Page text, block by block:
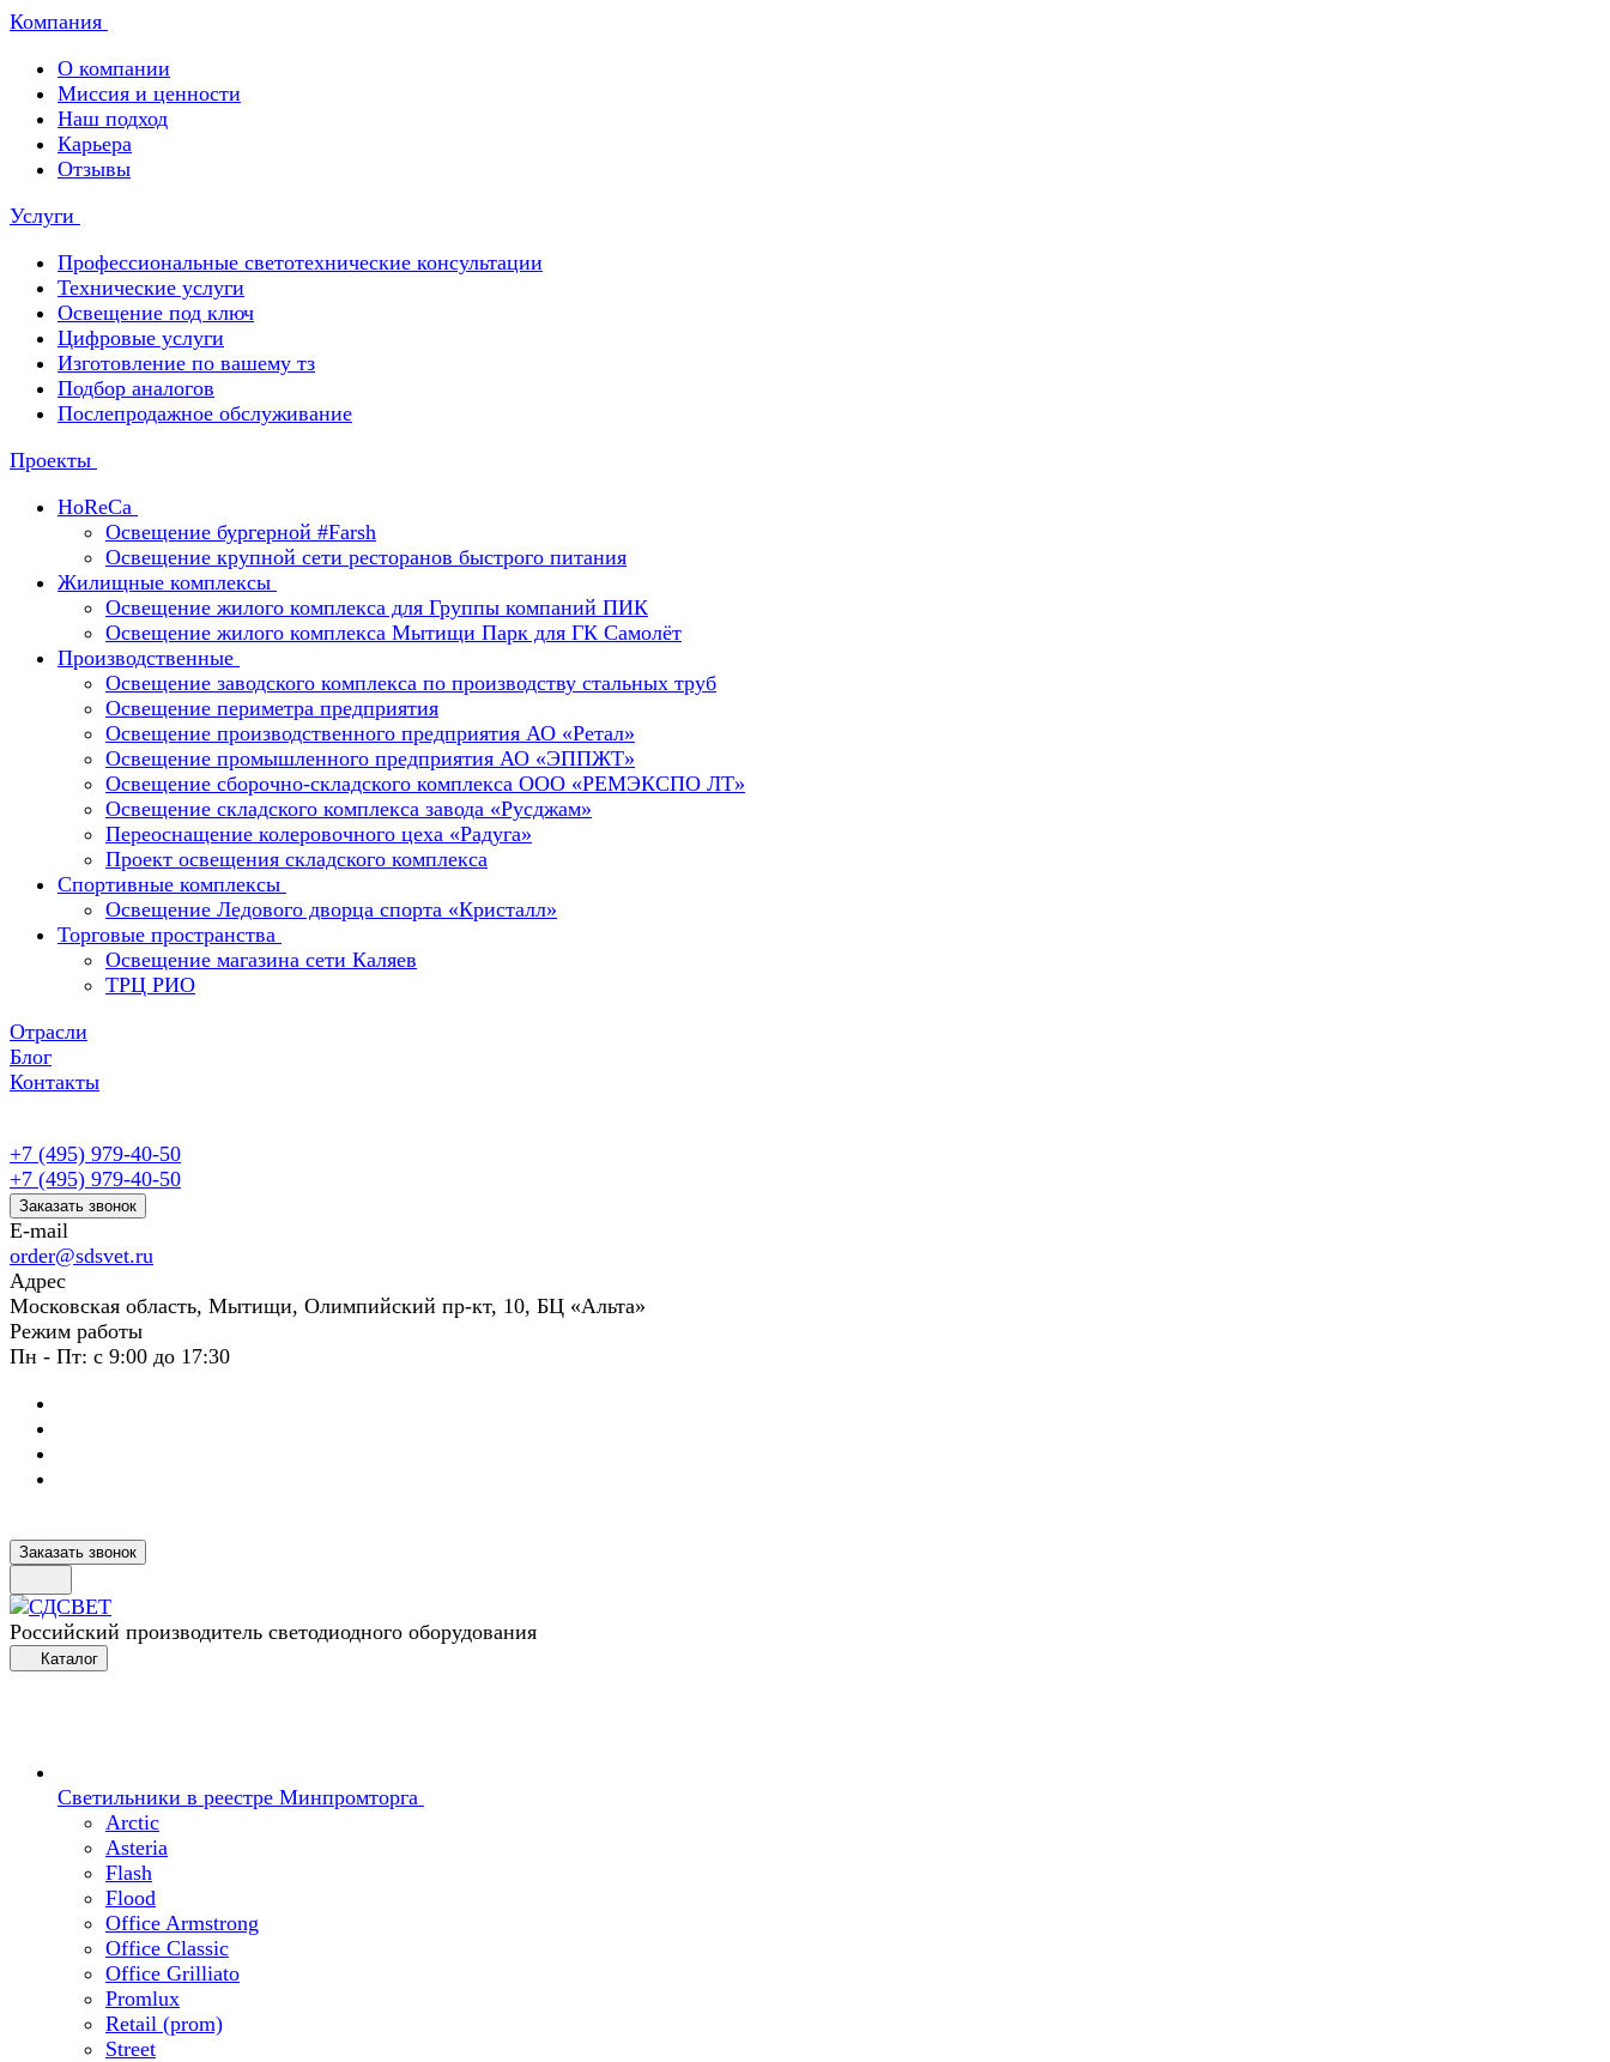
Компания
О компании
Миссия и ценности
Наш подход
Карьера
Отзывы
Услуги
Профессиональные светотехнические консультации
Технические услуги
Освещение под ключ
Цифровые услуги
Изготовление по вашему тз
Подбор аналогов
Послепродажное обслуживание
Проекты
HoReCa
Освещение бургерной #Farsh
Освещение крупной сети ресторанов быстрого питания
Жилищные комплексы
Освещение жилого комплекса для Группы компаний ПИК
Освещение жилого комплекса Мытищи Парк для ГК Самолёт
Производственные
Освещение заводского комплекса по производству стальных труб
Освещение периметра предприятия
Освещение производственного предприятия АО «Ретал»
Освещение промышленного предприятия АО «ЭППЖТ»
Освещение сборочно-складского комплекса ООО «РЕМЭКСПО ЛТ»
Освещение складского комплекса завода «Русджам»
Переоснащение колеровочного цеха «Радуга»
Проект освещения складского комплекса
Спортивные комплексы
Освещение Ледового дворца спорта «Кристалл»
Торговые пространства
Освещение магазина сети Каляев
ТРЦ РИО
Отрасли
Блог
Контакты
+7 (495) 979-40-50
+7 (495) 979-40-50
Заказать звонок
E-mail
order@sdsvet.ru
Адрес
Московская область, Мытищи, Олимпийский пр-кт, 10, БЦ «Альта»
Режим работы
Пн - Пт: с 9:00 до 17:30
Заказать звонок
Российский производитель светодиодного оборудования
Каталог
Светильники в реестре Минпромторга
Arctic
Asteria
Flash
Flood
Office Armstrong
Office Classic
Office Grilliato
Promlux
Retail (prom)
Street